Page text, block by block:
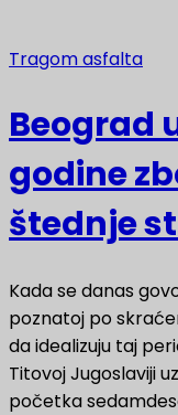
Tragom asfalta
Beograd
godine
štednje
Kada se danas
poznatoj po
da idealizuju taj
Titovoj Jugoslaviji
početka